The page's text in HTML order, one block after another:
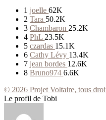
1 joelle 62K
2 Tara 50.2K
3 Chambaron 25.2K
4 PhL 23.5K
5 czardas 15.1K
6 Cathy Lévy 13.4K
7 jean bordes 12.6K
8 Bruno974 6.6K
© 2026 Projet Voltaire, tous
Le profil de Tobi